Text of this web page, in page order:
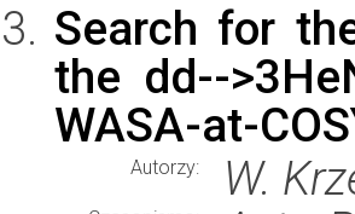
Search for
the dd--
WASA-at-
Autorzy: W.